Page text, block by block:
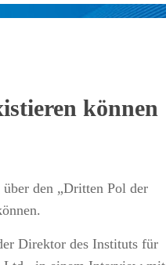
können
den „Dritten Pol der
Direktor des Instituts für